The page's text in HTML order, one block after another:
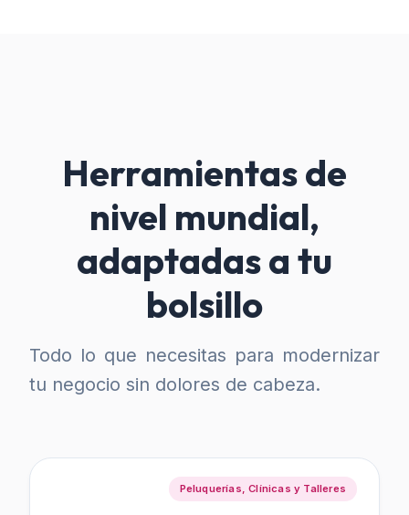
Herramientas de
nivel mundial,
adaptadas a tu
bolsillo
Todo lo que necesitas para modernizar
tu negocio sin dolores de cabeza.
Peluquerías, Clínicas y Talleres